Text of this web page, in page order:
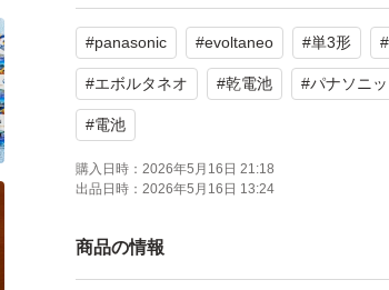
宅急便コンパクトにて発送させて頂き
価格交渉はご遠慮下さい。
お受け取り完了のお手続き(受け取り評
#panasonic #evoltaneo #単3形 #
#エボルタネオ #乾電池 #パナソニッ
#電池
購入日時： 2026年5月16日 21:18
出品日時： 2026年5月16日 13:24
商品の情報
いいね！